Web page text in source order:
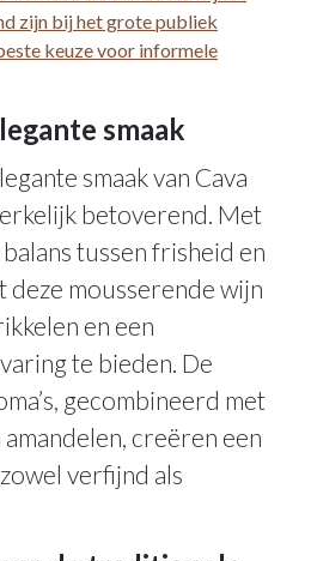
zijn bij het grote publiek
keuze voor informele
smaak
smaak van Cava
betoverend. Met
tussen frisheid en
deze mousserende wijn
en een
te bieden. De
gecombineerd met
creëren een
verfijnd als